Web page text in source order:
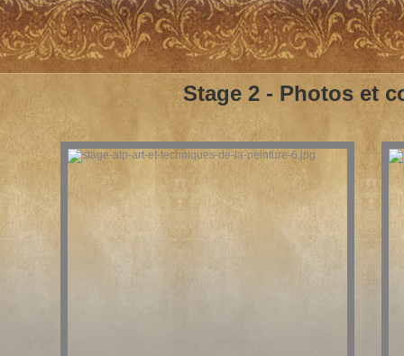
Stage 2 - Photos et